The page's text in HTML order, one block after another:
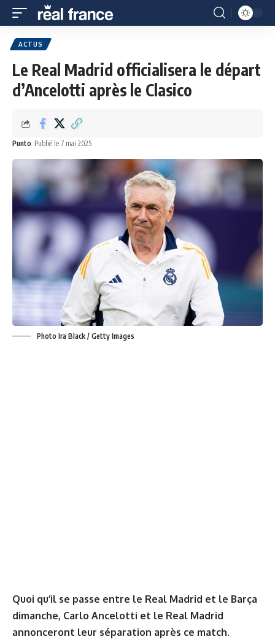
ACTUS
Le Real Madrid officialisera le départ
d’Ancelotti après le Clasico
Punto Publié le 7 mai 2025
Photo Ira Black / Getty Images
Quoi qu’il se passe entre le Real Madrid et le Barça
dimanche, Carlo Ancelotti et le Real Madrid
annonceront leur séparation après ce match.